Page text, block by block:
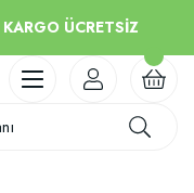
KARGO ÜCRETSİZ